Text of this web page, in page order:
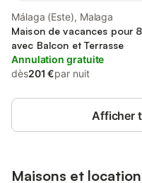
Málaga (Este), Malaga
Maison de vacances pour
avec Balcon et Terrasse
Annulation gratuite
dès201 €par nuit
Afficher
Maisons et